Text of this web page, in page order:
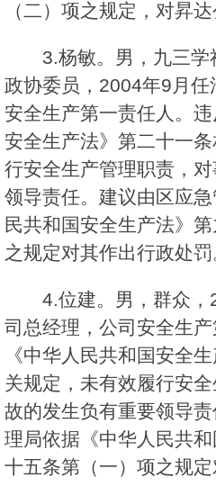
（二）项之规定，对昇
3.杨敏。男，九三
政协委员，2004年9月任
安全生产第一责任人。
安全生产法》第二十一
行安全生产管理职责，
领导责任。建议由区应
民共和国安全生产法》
之规定对其作出行政处罚
4.位建。男，群众
司总经理，公司安全生
《中华人民共和国安全
关规定，未有效履行安
故的发生负有重要领导
理局依据《中华人民共
十五条第（一）项之规定